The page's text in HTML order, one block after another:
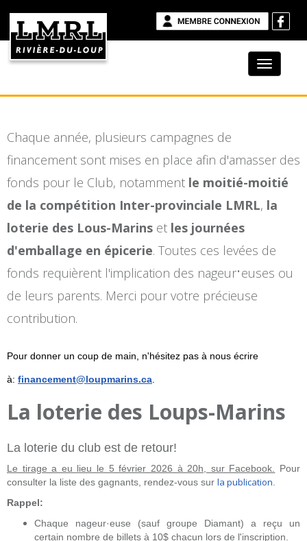
Chaque année, plusieurs campagnes de
financement sont mises en place afin d'amasser des
fonds pour le Club, notamment le moitié-moitié
de la compétition Inter-provinciale LMRL, la
loterie des Lous-Marins et les journées
d'emballage en épicerie. Toutes ces levées de
fonds requièrent l'implication des nageur·euses ou
de leurs parents. Merci pour votre précieuse
contribution.
Pour donner un coup de main, n'hésitez pas à nous écrire
à: financement@loupmarins.ca
La loterie des Loups-Marins
La loterie du club est de retour!
Le tirage a eu lieu le 5 février 2026 à 20h, sur Facebook.
Pour
consulter la liste des gagnants, rendez-vous sur la publication
Rappel:
Chaque nageur·euse (sauf groupe Diamant) a reçu un
certain nombre de billets à 10$ chacun lors de l'inscription.